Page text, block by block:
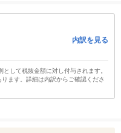
内訳を見る
して税抜金額に対し付与されます。
ます。詳細は内訳からご確認くださ